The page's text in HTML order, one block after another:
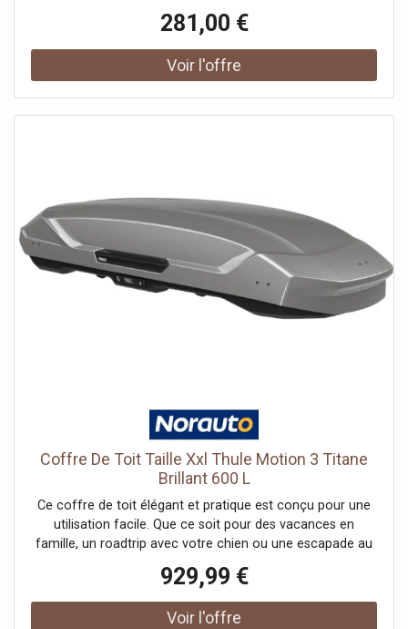
offre une large gamme de la marque Thule et vous
propose les meilleurs prix tout au long de l'année.
281,00 €
Coffre De Toit Taille Xxl Thule Motion 3 Titane
Brillant 600 L
Ce coffre de toit élégant et pratique est conçu pour une
utilisation facile. Que ce soit pour des vacances en
famille, un roadtrip avec votre chien ou une escapade au
espace, performance et élégance.Le Thule Motion 3
améliore l'efficacité énergétique grâce à son design
aérodynamique optimisé et une variété de tailles plus
929,99 €